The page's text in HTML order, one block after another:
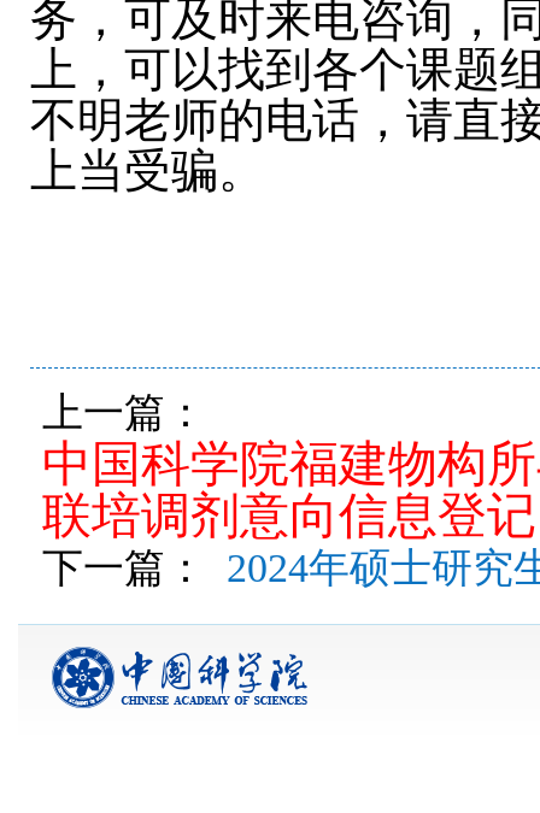
务，可及时来电咨询，
上，可以找到各个课题
不明老师的电话，请直
上当受骗。
上一篇：
中国科学院福建物构
联培调剂意向信息登记
下一篇： 2024年硕士研究